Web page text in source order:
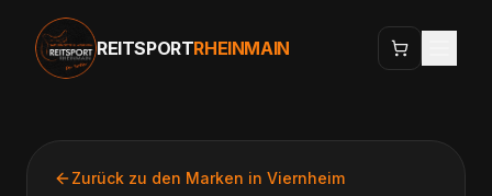
REITSPORTRHEINMAIN
Zurück zu den Marken in Viernheim